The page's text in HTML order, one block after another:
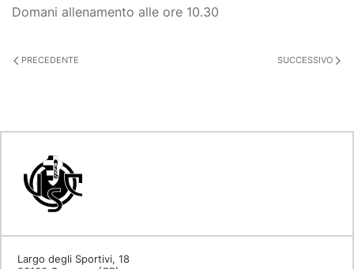
Domani allenamento alle ore 10.30
PRECEDENTE SUCCESSIVO
Largo degli Sportivi, 18